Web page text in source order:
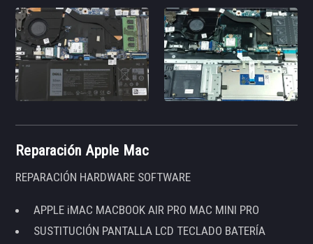
Reparación Apple Mac
REPARACIÓN HARDWARE SOFTWARE
APPLE iMAC MACBOOK AIR PRO MAC MINI PRO
SUSTITUCIÓN PANTALLA LCD TECLADO BATERÍA